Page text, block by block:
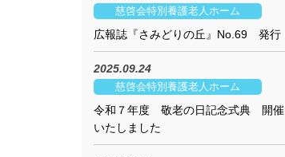
慈啓会特別養護老人ホーム
広報誌『さみどりの丘』No.69 発行
2025.09.24
慈啓会特別養護老人ホーム
令和７年度 敬老の日記念式典 開催
いたしました